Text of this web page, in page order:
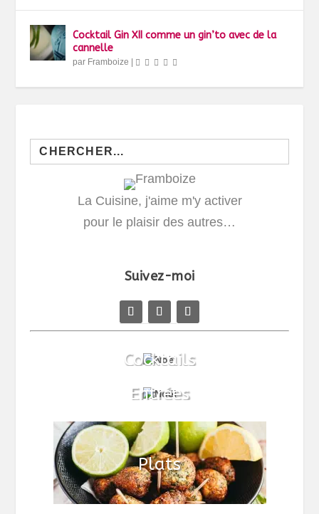
Cocktail Gin XII comme un gin’to avec de la
cannelle
par Framboize |
Search
for:
La Cuisine, j'aime m'y activer
pour le plaisir des autres…
Suivez-moi